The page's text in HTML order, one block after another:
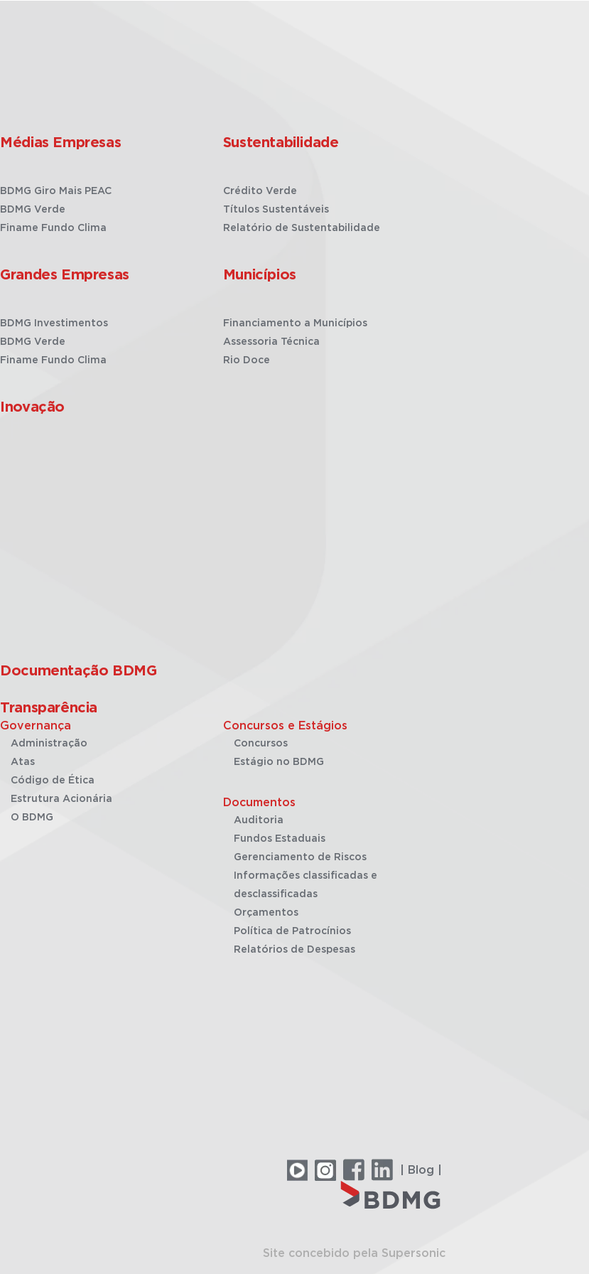
Médias Empresas
BDMG Giro Mais PEAC
BDMG Verde
Finame Fundo Clima
Grandes Empresas
BDMG Investimentos
BDMG Verde
Finame Fundo Clima
Inovação
Sustentabilidade
Crédito Verde
Títulos Sustentáveis
Relatório de Sustentabilidade
Municípios
Financiamento a Municípios
Assessoria Técnica
Rio Doce
Documentação BDMG
Transparência
Governança
Administração
Atas
Código de Ética
Estrutura Acionária
O BDMG
Concursos e Estágios
Concursos
Estágio no BDMG
Documentos
Auditoria
Fundos Estaduais
Gerenciamento de Riscos
Informações classificadas e
desclassificadas
Orçamentos
Política de Patrocínios
Relatórios de Despesas
| Blog |
Site concebido pela Supersonic